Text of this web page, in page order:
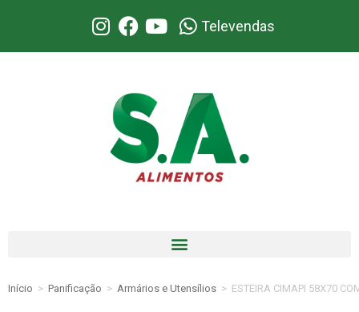
Televendas
Início > Panificação > Armários e Utensílios > ESTEIRA CIMAPI 58X70